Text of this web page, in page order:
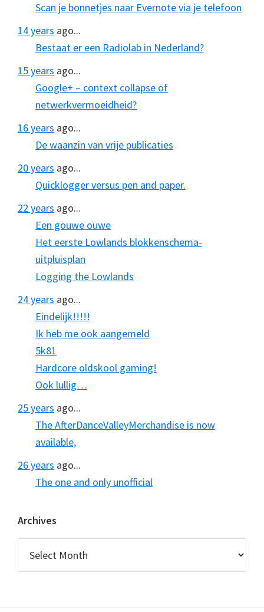
Scan je bonnetjes naar Evernote via je telefoon
14 years ago...
Bestaat er een Radiolab in Nederland?
15 years ago...
Google+ – context collapse of
netwerkvermoeidheid?
16 years ago...
De waanzin van vrije publicaties
20 years ago...
Quicklogger versus pen and paper.
22 years ago...
Een gouwe ouwe
Het eerste Lowlands blokkenschema-
uitpluisplan
Logging the Lowlands
24 years ago...
Eindelijk!!!!!
Ik heb me ook aangemeld
5k81
Hardcore oldskool gaming!
Ook lullig…
25 years ago...
The AfterDanceValleyMerchandise is now
available,
26 years ago...
The one and only unofficial
Archives